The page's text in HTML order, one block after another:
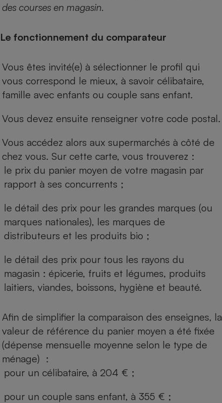
des courses en magasin.
Le fonctionnement du comparateur
Vous êtes invité(e) à sélectionner le profil qui
vous correspond le mieux, à savoir célibataire,
famille avec enfants ou couple sans enfant.
Vous devez ensuite renseigner votre code postal.
Vous accédez alors aux supermarchés à côté de
chez vous. Sur cette carte, vous trouverez :
le prix du panier moyen de votre magasin par
rapport à ses concurrents ;
le détail des prix pour les grandes marques (ou
marques nationales), les marques de
distributeurs et les produits bio ;
le détail des prix pour tous les rayons du
magasin : épicerie, fruits et légumes, produits
laitiers, viandes, boissons, hygiène et beauté.
Afin de simplifier la comparaison des enseignes, la
valeur de référence du panier moyen a été fixée
(dépense mensuelle moyenne selon le type de
ménage) :
pour un célibataire, à 204 € ;
pour un couple sans enfant, à 355 € ;